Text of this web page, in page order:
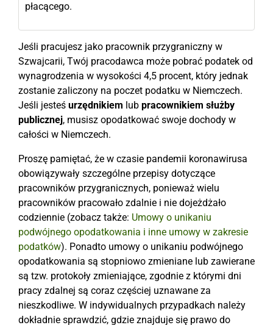
płacącego.
Jeśli pracujesz jako pracownik przygraniczny w
Szwajcarii, Twój pracodawca może pobrać podatek od
wynagrodzenia w wysokości 4,5 procent, który jednak
zostanie zaliczony na poczet podatku w Niemczech.
Jeśli jesteś urzędnikiem lub pracownikiem służby
publicznej, musisz opodatkować swoje dochody w
całości w Niemczech.
Proszę pamiętać, że w czasie pandemii koronawirusa
obowiązywały szczególne przepisy dotyczące
pracowników przygranicznych, ponieważ wielu
pracowników pracowało zdalnie i nie dojeżdżało
codziennie (zobacz także: Umowy o unikaniu
podwójnego opodatkowania i inne umowy w zakresie
podatków). Ponadto umowy o unikaniu podwójnego
opodatkowania są stopniowo zmieniane lub zawierane
są tzw. protokoły zmieniające, zgodnie z którymi dni
pracy zdalnej są coraz częściej uznawane za
nieszkodliwe. W indywidualnych przypadkach należy
dokładnie sprawdzić, gdzie znajduje się prawo do